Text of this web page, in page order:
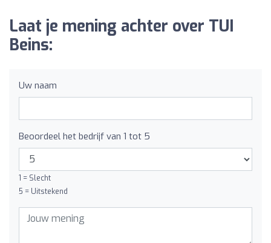
Laat je mening achter over TUI
Beins:
Uw naam
Beoordeel het bedrijf van 1 tot 5
1 = Slecht
5 = Uitstekend